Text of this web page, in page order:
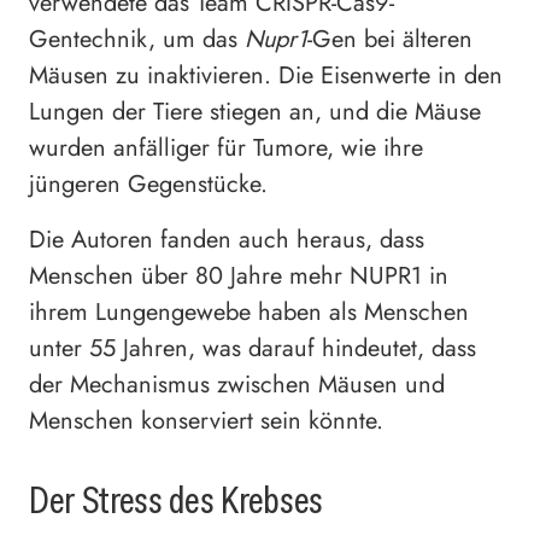
Gentechnik, um das Nupr1-Gen bei älteren
Mäusen zu inaktivieren. Die Eisenwerte in den
Lungen der Tiere stiegen an, und die Mäuse
wurden anfälliger für Tumore, wie ihre
jüngeren Gegenstücke.
Die Autoren fanden auch heraus, dass
Menschen über 80 Jahre mehr NUPR1 in
ihrem Lungengewebe haben als Menschen
unter 55 Jahren, was darauf hindeutet, dass
der Mechanismus zwischen Mäusen und
Menschen konserviert sein könnte.
Der Stress des Krebses